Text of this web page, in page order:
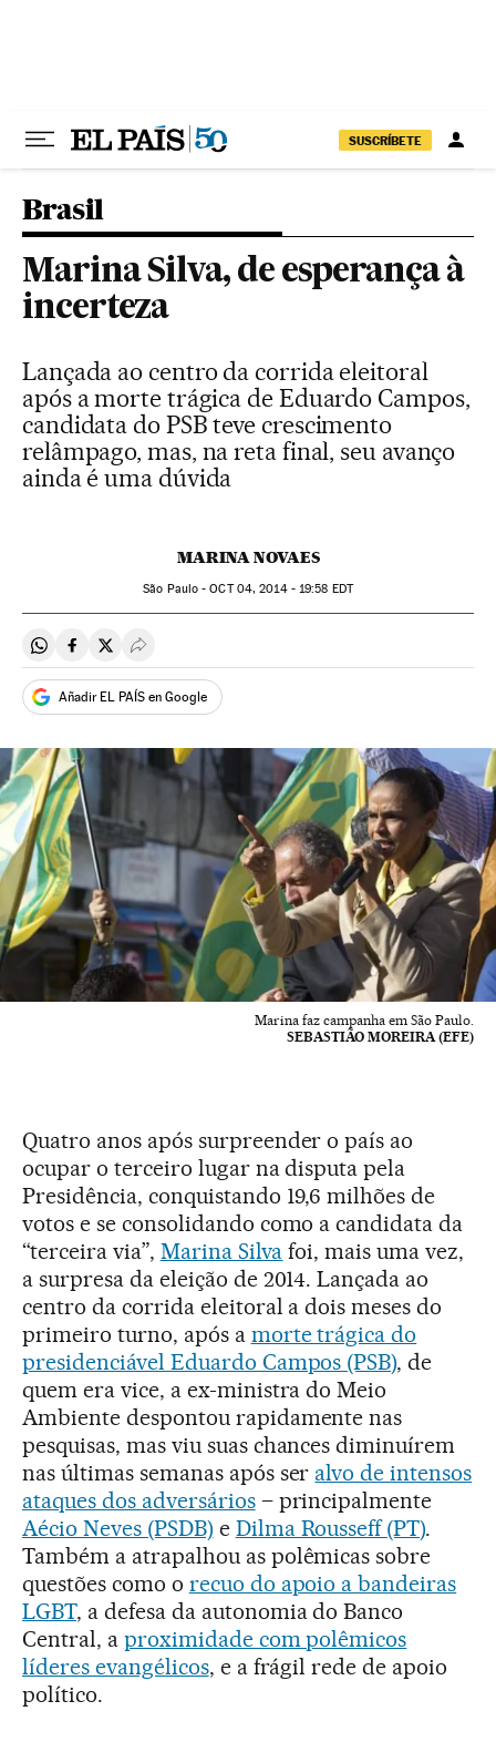
SUSCRÍBETE
Brasil
Marina Silva, de esperança à
incerteza
Lançada ao centro da corrida eleitoral
após a morte trágica de Eduardo Campos,
candidata do PSB teve crescimento
relâmpago, mas, na reta final, seu avanço
ainda é uma dúvida
MARINA NOVAES
São Paulo -OCT04, 2014 - 19:58 EDT
Compartir en Whatsapp
Compartir en Facebook
Compartir en Twitter
Desplegar Redes Sociales
Añadir EL PAÍS en Google
Marina faz campanha em São Paulo.
SEBASTIÃO MOREIRA (EFE)
Quatro anos após surpreender o país ao
ocupar o terceiro lugar na disputa pela
Presidência, conquistando 19,6 milhões de
votos e se consolidando como a candidata da
“terceira via”, Marina Silva foi, mais uma vez,
a surpresa da eleição de 2014. Lançada ao
centro da corrida eleitoral a dois meses do
primeiro turno, após a morte trágica do
presidenciável Eduardo Campos (PSB), de
quem era vice, a ex-ministra do Meio
Ambiente despontou rapidamente nas
pesquisas, mas viu suas chances diminuírem
nas últimas semanas após ser alvo de intensos
ataques dos adversários– principalmente
Aécio Neves (PSDB) e Dilma Rousseff (PT).
Também a atrapalhou as polêmicas sobre
questões como o recuo do apoio a bandeiras
LGBT, a defesa da autonomia do Banco
Central, a proximidade com polêmicos
líderes evangélicos, e a frágil rede de apoio
político.